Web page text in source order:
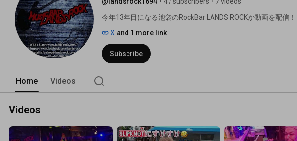
今年13年目になる池袋のRockBar LANDS ROCKか動画を配信！
X and 1 more link
Subscribe
Home Videos
Videos